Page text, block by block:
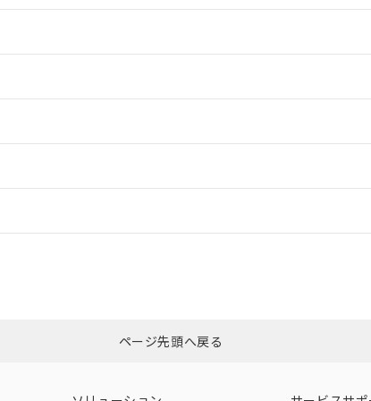
ダウンロードはこちら
（日本
（アメリカ
ページ先頭へ戻る